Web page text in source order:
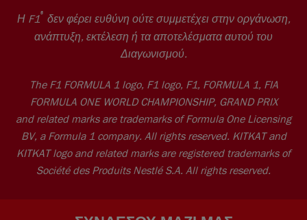
Η F1® δεν φέρει ευθύνη ούτε συμμετέχει στην οργάνωση,
ανάπτυξη, εκτέλεση ή τα αποτελέσματα αυτού του
Διαγωνισμού.
The F1 FORMULA 1 logo, F1 logo, F1, FORMULA 1, FIA
FORMULA ONE WORLD CHAMPIONSHIP, GRAND PRIX
and related marks are trademarks of Formula One Licensing
BV, a Formula 1 company. All rights reserved. KITKAT and
KITKAT logo and related marks are registered trademarks of
Société des Produits Nestlé S.A. All rights reserved.